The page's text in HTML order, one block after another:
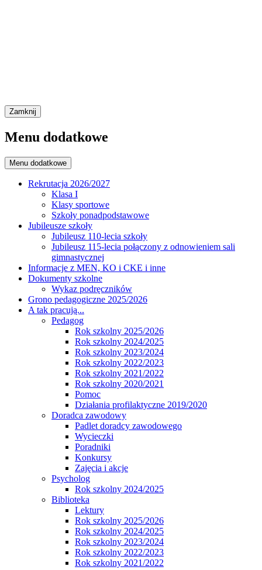
Zamknij
Menu dodatkowe
Menu dodatkowe
Rekrutacja 2026/2027
Klasa I
Klasy sportowe
Szkoły ponadpodstawowe
Jubileusze szkoły
Jubileusz 110-lecia szkoły
Jubileusz 115-lecia połączony z odnowieniem sali
gimnastycznej
Informacje z MEN, KO i CKE i inne
Dokumenty szkolne
Wykaz podręczników
Grono pedagogiczne 2025/2026
A tak pracują...
Pedagog
Rok szkolny 2025/2026
Rok szkolny 2024/2025
Rok szkolny 2023/2024
Rok szkolny 2022/2023
Rok szkolny 2021/2022
Rok szkolny 2020/2021
Pomoc
Działania profilaktyczne 2019/2020
Doradca zawodowy
Padlet doradcy zawodowego
Wycieczki
Poradniki
Konkursy
Zajęcia i akcje
Psycholog
Rok szkolny 2024/2025
Biblioteka
Lektury
Rok szkolny 2025/2026
Rok szkolny 2024/2025
Rok szkolny 2023/2024
Rok szkolny 2022/2023
Rok szkolny 2021/2022